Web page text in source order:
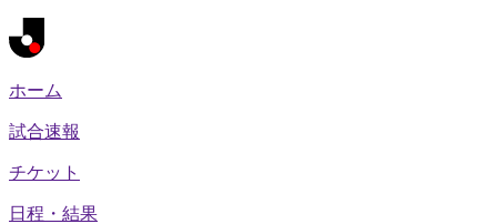
ホーム
試合速報
チケット
日程・結果